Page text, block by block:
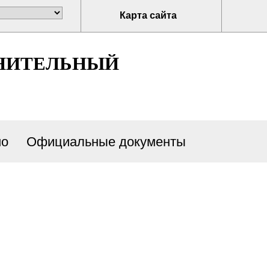
Карта сайта
Официальные документы